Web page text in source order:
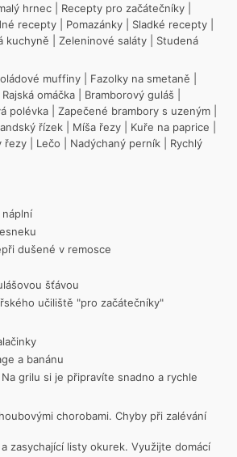
hrnec Recepty pro začátečníky
recepty Pomazánky Sladké recepty
kuchyně Zeleninové saláty
Studená
muffiny Fazolky na smetaně
Rajská omáčka Bramborový guláš
polévka Zapečené brambory s uzeným
řízek Míša řezy Kuře na paprice
řezy Lečo Nadýchaný perník
Rychlý
dušené v remosce
šťávou
učiliště "pro začátečníky"
a banánu
grilu si je připravíte snadno a rychle
chorobami. Chyby při zalévání
zasychající listy okurek. Využijte domácí